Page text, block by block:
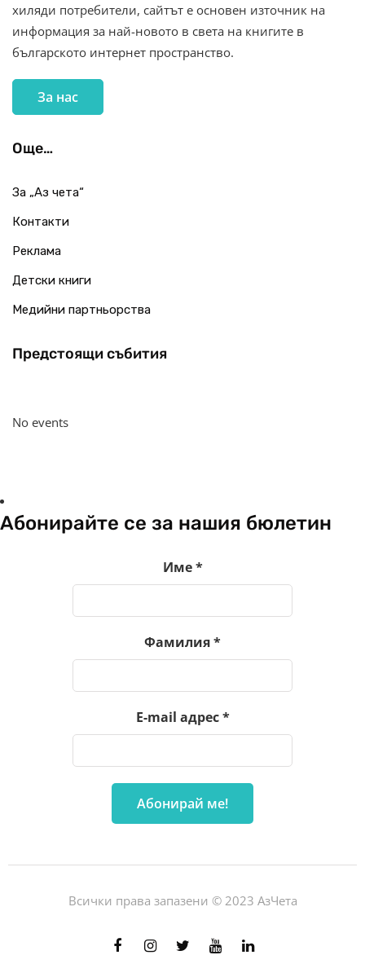
хиляди потребители, сайтът е основен източник на
информация за най-новото в света на книгите в
българското интернет пространство.
За нас
Още…
За „Аз чета“
Контакти
Реклама
Детски книги
Медийни партньорства
Предстоящи събития
No events
Абонирайте се за нашия бюлетин
Име*
Фамилия*
E-mail адрес*
Всички права запазени © 2023 АзЧета